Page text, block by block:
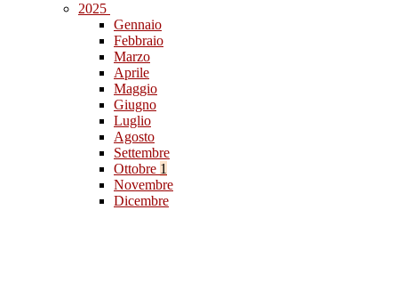
2025
Gennaio
Febbraio
Marzo
Aprile
Maggio
Giugno
Luglio
Agosto
Settembre
Ottobre 1
Novembre
Dicembre